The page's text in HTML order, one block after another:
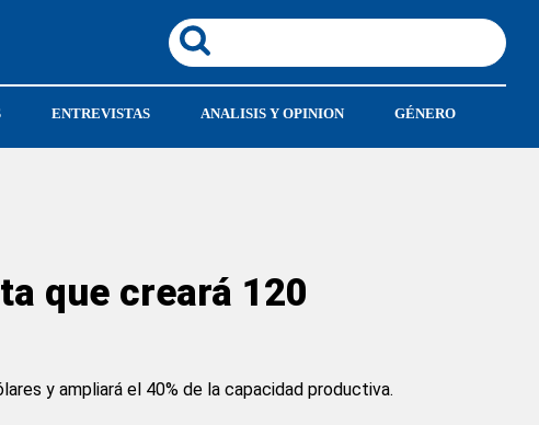
ENTREVISTAS ANALISIS Y OPINION GÉNERO
que creará 120
y ampliará el 40% de la capacidad productiva.